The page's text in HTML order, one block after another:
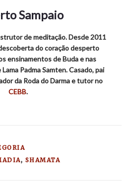
Sampaio
de meditação. Desde 2011
do coração desperto
ensinamentos de Buda e nas
Padma Samten. Casado, pai
da Roda do Darma e tutor no
CEBB.
, SHAMATA